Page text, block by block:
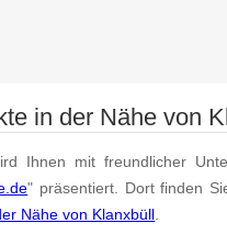
in der Nähe von
Ihnen mit freundlicher
" präsentiert. Dort finden
Nähe von Klanxbüll.